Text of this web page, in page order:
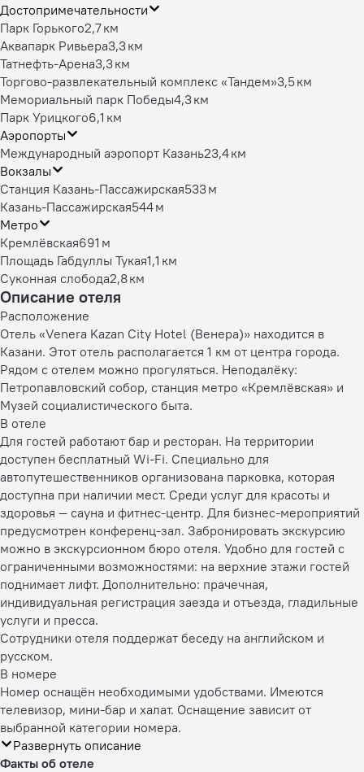
Достопримечательности
Парк Горького2,7 км
Аквапарк Ривьера3,3 км
Татнефть-Арена3,3 км
Торгово-развлекательный комплекс «Тандем»3,5 км
Мемориальный парк Победы4,3 км
Парк Урицкого6,1 км
Аэропорты
Международный аэропорт Казань23,4 км
Вокзалы
Станция Казань-Пассажирская533 м
Казань-Пассажирская544 м
Метро
Кремлёвская691 м
Площадь Габдуллы Тукая1,1 км
Суконная слобода2,8 км
Описание отеля
Расположение
Отель «Venera Kazan City Hotel (Венера)» находится в
Казани. Этот отель располагается 1 км от центра города.
Рядом с отелем можно прогуляться. Неподалёку:
Петропавловский собор, станция метро «Кремлёвская» и
Музей социалистического быта.
В отеле
Для гостей работают бар и ресторан. На территории
доступен бесплатный Wi-Fi. Специально для
автопутешественников организована парковка, которая
доступна при наличии мест. Среди услуг для красоты и
здоровья — сауна и фитнес-центр. Для бизнес-мероприятий
предусмотрен конференц-зал. Забронировать экскурсию
можно в экскурсионном бюро отеля. Удобно для гостей с
ограниченными возможностями: на верхние этажи гостей
поднимает лифт. Дополнительно: прачечная,
индивидуальная регистрация заезда и отъезда, гладильные
услуги и пресса.
Сотрудники отеля поддержат беседу на английском и
русском.
В номере
Номер оснащён необходимыми удобствами. Имеются
телевизор, мини-бар и халат. Оснащение зависит от
выбранной категории номера.
Развернуть описание
Факты об отеле